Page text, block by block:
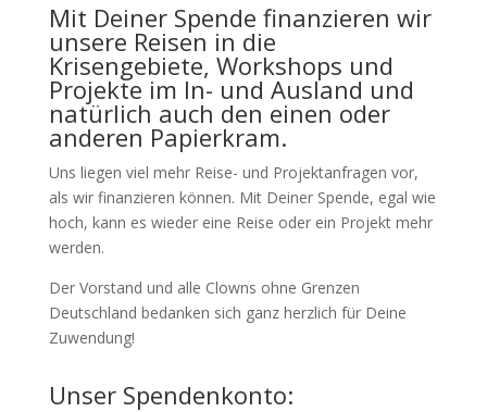
Mit Deiner Spende finanzieren wir
unsere Reisen in die
Krisengebiete, Workshops und
Projekte im In- und Ausland und
natürlich auch den einen oder
anderen Papierkram.
Uns liegen viel mehr Reise- und Projektanfragen vor,
als wir finanzieren können. Mit Deiner Spende, egal wie
hoch, kann es wieder eine Reise oder ein Projekt mehr
werden.
Der Vorstand und alle Clowns ohne Grenzen
Deutschland bedanken sich ganz herzlich für Deine
Zuwendung!
Unser Spendenkonto: